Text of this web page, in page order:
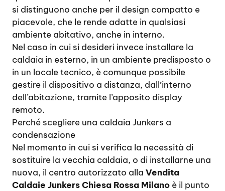
si distinguono anche per il design compatto e
piacevole, che le rende adatte in qualsiasi
ambiente abitativo, anche in interno.
Nel caso in cui si desideri invece installare la
caldaia in esterno, in un ambiente predisposto o
in un locale tecnico, è comunque possibile
gestire il dispositivo a distanza, dall’interno
dell’abitazione, tramite l’apposito display
remoto.
Perché scegliere una caldaia Junkers a
condensazione
Nel momento in cui si verifica la necessità di
sostituire la vecchia caldaia, o di installarne una
nuova, il centro autorizzato alla Vendita
Caldaie Junkers Chiesa Rossa Milano è il punto